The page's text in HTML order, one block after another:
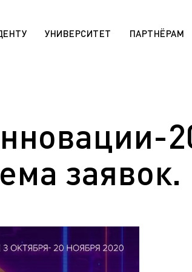
(En)
Государственная научная
День открытых дверей
Правила приема на обучение
Сведения об
Военный учебный центр
УНИВЕРСИТЕТ ПАРТНЁРАМ
заявок.